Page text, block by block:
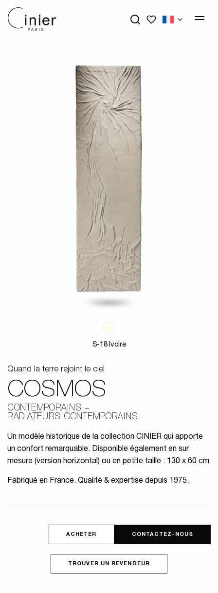
Mes favoris
S-18 Ivoire
Quand la terre rejoint le ciel
COSMOS
CONTEMPORAINS
RADIATEURS CONTEMPORAINS
Un modèle historique de la collection CINIER qui apporte
un confort remarquable. Disponible également en sur
mesure (version horizontal) ou en petite taille : 130 x 60 cm
Fabriqué en France. Qualité & expertise depuis 1975.
ACHETER
TROUVER UN REVENDEUR
CONTACTEZ-NOUS